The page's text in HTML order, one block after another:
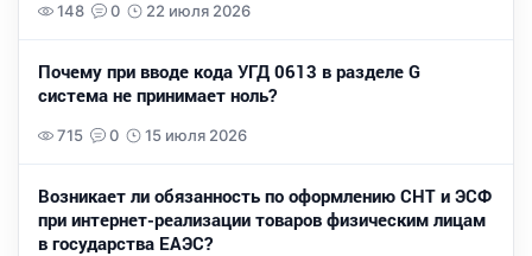
148 0 22 июля 2026
Почему при вводе кода УГД 0613 в разделе G
система не принимает ноль?
715 0 15 июля 2026
Возникает ли обязанность по оформлению СНТ и ЭСФ
при интернет-реализации товаров физическим лицам
в государства ЕАЭС?